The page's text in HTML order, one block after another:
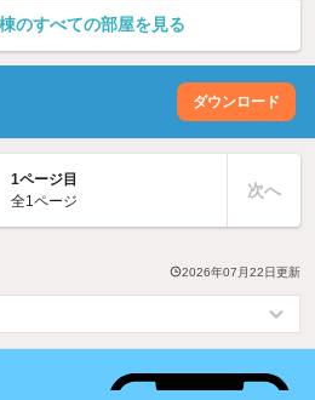
のすべての部屋を見る
ダウンロード
1ページ目
全1ページ
次へ
2026年07月22日更新